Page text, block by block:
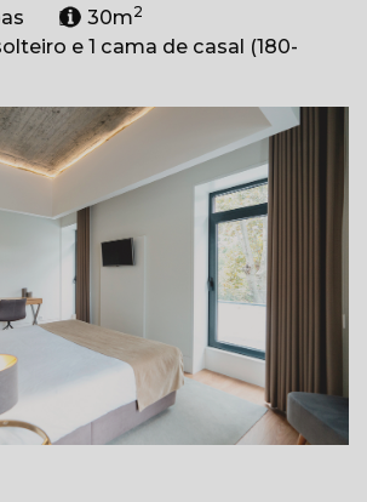
30m2
e 1 cama de casal (180-